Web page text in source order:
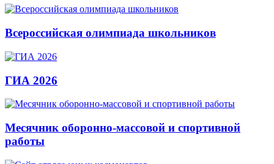
Всероссийская олимпиада школьников
ГИА 2026
Месячник оборонно-массовой и спортивной
работы